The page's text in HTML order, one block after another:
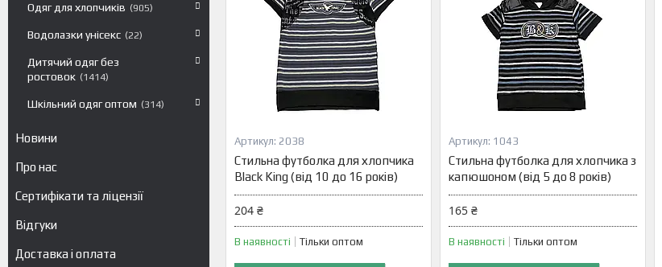
Одяг для хлопчиків 905
Водолазки унісекс 22
Дитячий одяг без
ростовок
1414
Шкільний одяг оптом 314
Новини
Про нас
Сертифікати та ліцензії
Відгуки
Доставка і оплата
2038
Стильна футболка для хлопчика
Black King (від 10 до 16 років)
204 ₴
В наявності Тільки оптом
1043
Стильна футболка для хлопчика з
капюшоном (від 5 до 8 років)
165 ₴
В наявності Тільки оптом